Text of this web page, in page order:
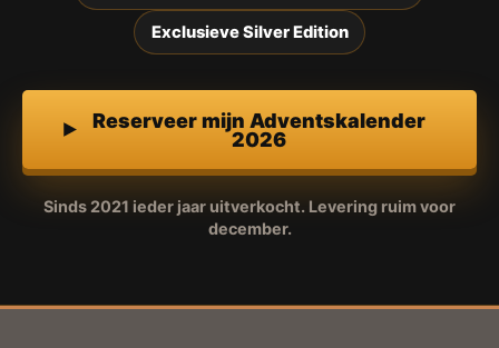
Exclusieve Silver Edition
Reserveer mijn Adventskalender
2026
Sinds 2021 ieder jaar uitverkocht. Levering ruim voor
december.